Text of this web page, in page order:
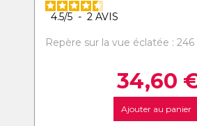
4.5/5 - 2 AVIS
Repère sur la vue éclatée : 246
34,60
Ajouter au panier